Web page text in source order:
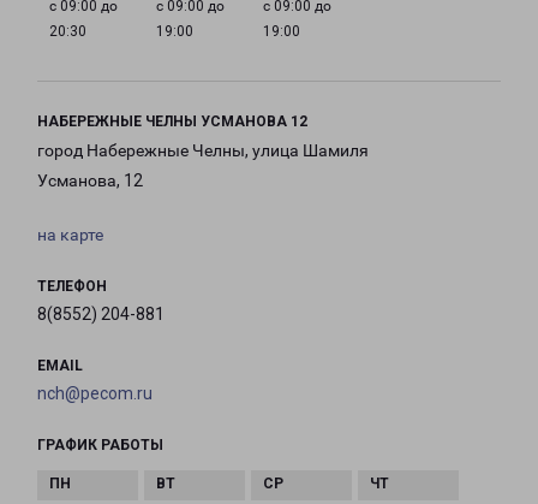
с 09:00 до
20:30
с 09:00 до
19:00
с 09:00 до
19:00
НАБЕРЕЖНЫЕ ЧЕЛНЫ УСМАНОВА 12
город Набережные Челны, улица Шамиля
Усманова, 12
на карте
ТЕЛЕФОН
8(8552) 204-881
EMAIL
nch@pecom.ru
ГРАФИК РАБОТЫ